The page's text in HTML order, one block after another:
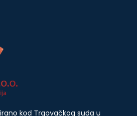
kod Trgovačkog suda u